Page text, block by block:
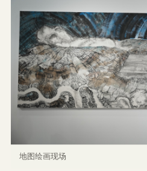
地图绘画现场